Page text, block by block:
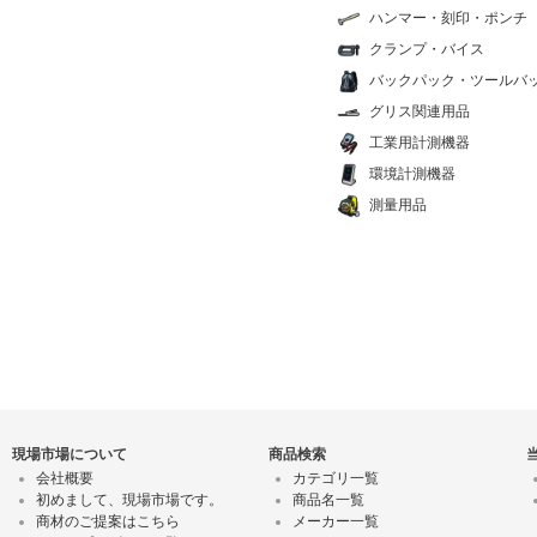
ハンマー・刻印・ポンチ
クランプ・バイス
バックパック・ツールバ
グリス関連用品
工業用計測機器
環境計測機器
測量用品
現場市場について
会社概要
初めまして、現場市場です。
商材のご提案はこちら
商品検索
カテゴリ一覧
商品名一覧
メーカー一覧